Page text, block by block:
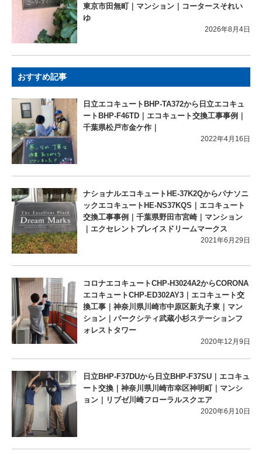
東京市田無町｜マンション｜コータースそれい
ゆ
2026年8月4日
おすすめ記事
日立エコキュートBHP-TA372から日立エコキュ
ートBHP-F46TD｜エコキュート交換工事事例｜
千葉県松戸市金ケ作｜
2022年4月16日
ナショナルエコキュートHE-37K2Qからパナソニ
ックエコキュートHE-NS37KQS｜エコキュート
交換工事事例｜千葉県野田市宮崎｜マンション
｜エクセレントプレイスドリームマークス
2021年6月29日
コロナエコキュートCHP-H3024A2からCORONA
エコキュートCHP-ED302AY3｜エコキュート交
換工事｜神奈川県川崎市中原区新丸子東｜マン
ション｜パークシティ武蔵小杉ステーションフ
ォレストタワー
2020年12月9日
日立BHP-F37DUから日立BHP-F37SU｜エコキュ
ート交換｜神奈川県川崎市幸区神明町｜マンシ
ョン｜リブゼ川崎フローラルスクエア
2020年6月10日